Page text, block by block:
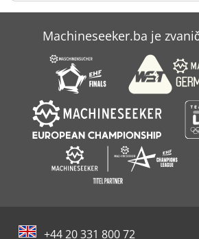
Case Ih Mx 135
Case Ih Mx 150
Case Ih Mxm 130
Machineseeker.ba je
+44 20 331 800 72